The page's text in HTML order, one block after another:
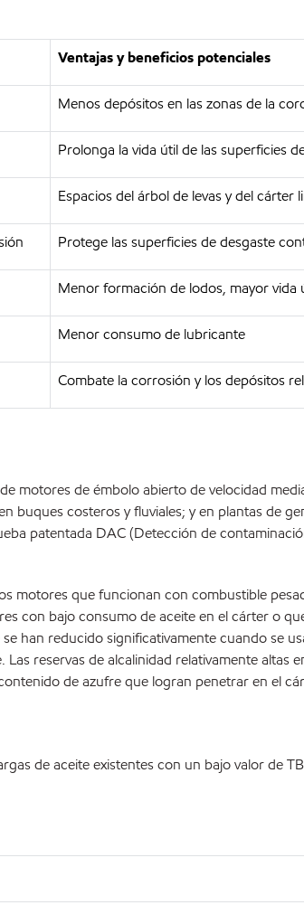
Ventajas y beneficios potenciales
Menos depósitos en las zonas de la
Prolonga la vida útil de las superficies
Espacios del árbol de levas y del cárter
Protege las superficies de desgaste
Menor formación de lodos, mayor vida
Menor consumo de lubricante
Combate la corrosión y los depósitos
motores de émbolo abierto de velocidad
costeros y fluviales; y en plantas de
patentada DAC (Detección de
motores que funcionan con combustible
con bajo consumo de aceite en el cárter o
han reducido significativamente cuando se
reservas de alcalinidad relativamente
de azufre que logran penetrar en el
de aceite existentes con un bajo valor de